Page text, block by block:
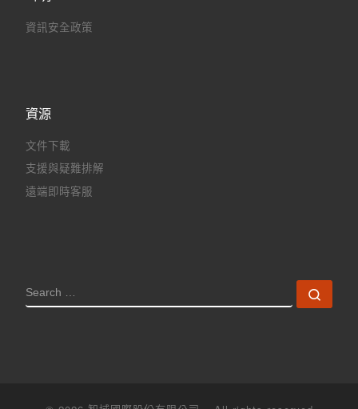
資訊安全政策
資源
文件下載
支援與疑難排解
遠端即時客服
SEARCH